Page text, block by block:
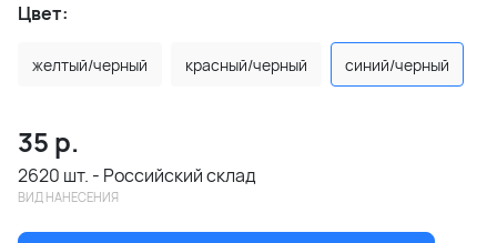
Цвет:
желтый/черный красный/черный синий/черный
35 р.
2620 шт. - Российский склад
ВИД НАНЕСЕНИЯ